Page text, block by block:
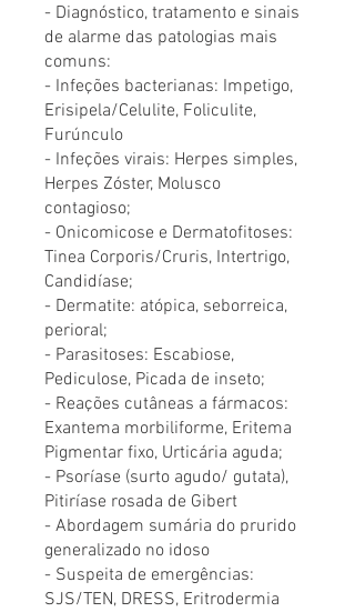
- Diagnóstico, tratamento e sinais
de alarme das patologias mais
comuns:
- Infeções bacterianas: Impetigo,
Erisipela/Celulite, Foliculite,
Furúnculo
- Infeções virais: Herpes simples,
Herpes Zóster, Molusco
contagioso;
- Onicomicose e Dermatofitoses:
Tinea Corporis/Cruris, Intertrigo,
Candidíase;
- Dermatite: atópica, seborreica,
perioral;
- Parasitoses: Escabiose,
Pediculose, Picada de inseto;
- Reações cutâneas a fármacos:
Exantema morbiliforme, Eritema
Pigmentar fixo, Urticária aguda;
- Psoríase (surto agudo/ gutata),
Pitiríase rosada de Gibert
- Abordagem sumária do prurido
generalizado no idoso
- Suspeita de emergências:
SJS/TEN, DRESS, Eritrodermia